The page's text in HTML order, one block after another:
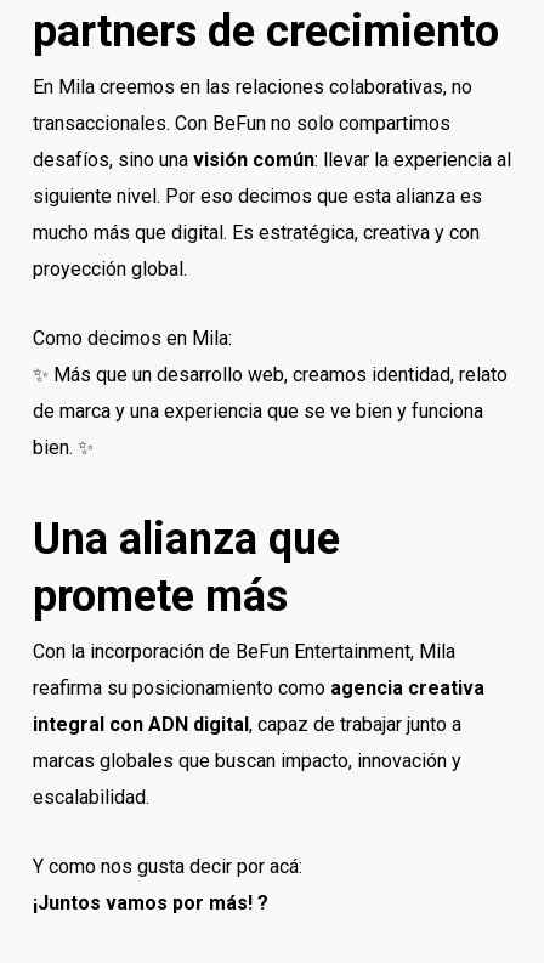
partners de crecimiento
En Mila creemos en las relaciones colaborativas, no
transaccionales. Con BeFun no solo compartimos
desafíos, sino una visión común: llevar la experiencia al
siguiente nivel. Por eso decimos que esta alianza es
mucho más que digital. Es estratégica, creativa y con
proyección global.
Como decimos en Mila:
✨ Más que un desarrollo web, creamos identidad, relato
de marca y una experiencia que se ve bien y funciona
bien. ✨
Una alianza que
promete más
Con la incorporación de BeFun Entertainment, Mila
reafirma su posicionamiento como agencia creativa
integral con ADN digital , capaz de trabajar junto a
marcas globales que buscan impacto, innovación y
escalabilidad.
Y como nos gusta decir por acá:
¡Juntos vamos por más! ?